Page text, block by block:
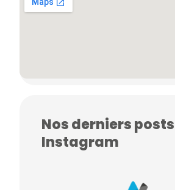
Nos derniers posts
Instagram